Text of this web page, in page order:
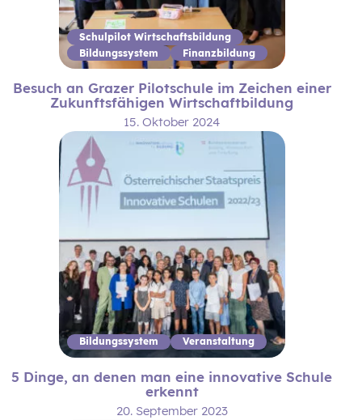
Schulpilot Wirtschaftsbildung
Bildungssystem
Finanzbildung
Besuch an Grazer Pilotschule im Zeichen einer
Zukunftsfähigen Wirtschaftbildung
15. Oktober 2024
Bildungssystem Veranstaltung
5 Dinge, an denen man eine innovative Schule
erkennt
20. September 2023